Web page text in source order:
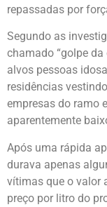
repassadas por
Segundo as
chamado “golpe
alvos pessoas
residências
empresas do ramo
aparentemente
Após uma rápida
durava apenas
vítimas que o valor
preço por litro do